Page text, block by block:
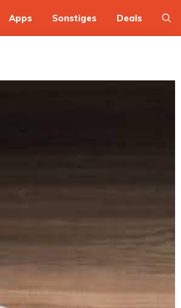
Apps Sonstiges Deals